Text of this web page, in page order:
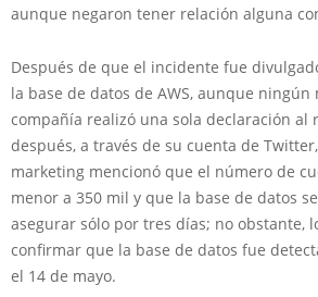
aunque negaron tener relación alguna
Después de que el incidente fue
la base de datos de AWS, aunque
compañía realizó una sola declaración al
después, a través de su cuenta de
marketing mencionó que el número de
menor a 350 mil y que la base de datos
asegurar sólo por tres días; no obstante,
confirmar que la base de datos fue
el 14 de mayo.